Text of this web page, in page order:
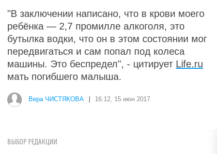
"В заключении написано, что в крови моего
ребёнка — 2,7 промилле алкоголя, это
бутылка водки, что он в этом состоянии мог
передвигаться и сам попал под колеса
машины. Это беспредел", - цитирует Life.ru
мать погибшего малыша.
Вера ЧИСТЯКОВА 16:12, 15 июн 2017
ВЫБОР РЕДАКЦИИ